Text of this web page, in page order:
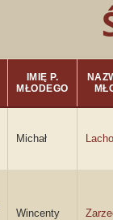
IMIĘ P.
MŁODEGO
Michał
Wincenty